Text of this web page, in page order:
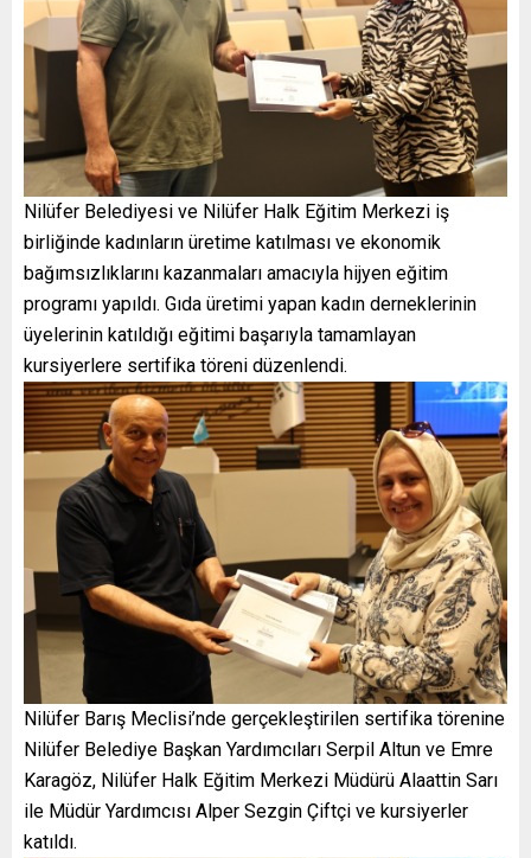
Nilüfer Belediyesi ve Nilüfer Halk Eğitim Merkezi iş
birliğinde kadınların üretime katılması ve ekonomik
bağımsızlıklarını kazanmaları amacıyla hijyen eğitim
programı yapıldı. Gıda üretimi yapan kadın derneklerinin
üyelerinin katıldığı eğitimi başarıyla tamamlayan
kursiyerlere sertifika töreni düzenlendi.
Nilüfer Barış Meclisi’nde gerçekleştirilen sertifika törenine
Nilüfer Belediye Başkan Yardımcıları Serpil Altun ve Emre
Karagöz, Nilüfer Halk Eğitim Merkezi Müdürü Alaattin Sarı
ile Müdür Yardımcısı Alper Sezgin Çiftçi ve kursiyerler
katıldı.